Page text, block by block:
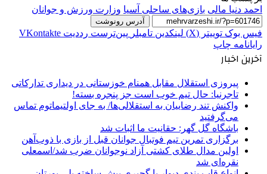
احمد دنیا مالی بازی‌های ساحلی آسیا وزارت ورزش و جوانان
آدرس رونوشت
فیس بوک توییتر (X) لینکدین ‫تامبلر ‫پین‌ترست ‫رددیت ‫VKontakte
رایانامه چاپ
آخرین اخبار
پیروزی استقلال مقابل همنام خوزستانی در دیداری تدارکاتی
تاجرنیا: حال تیم خوب است جز پنجره بسته!
واکنش تند رضاییان به استقلالی‌ها/ به جای اولتیماتوم تماس
می‌گرفتید
باشگاه گل گهر: حقانیت ما اثبات شد
برگزاری تمرین تیم فوتبال جوانان قبل از بازی با ذوب‌آهن
اولین مدال طلای کشتی آزاد نوجوانان ضرب شد/اسمعلی
نقره‌ای شد